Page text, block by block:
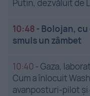
Putin, dezvăluit de
10:48 - Bolojan,
smuls un zâmbet
10:40 -Gaza,
Cum a înlocuit
avanposturi-pilot și